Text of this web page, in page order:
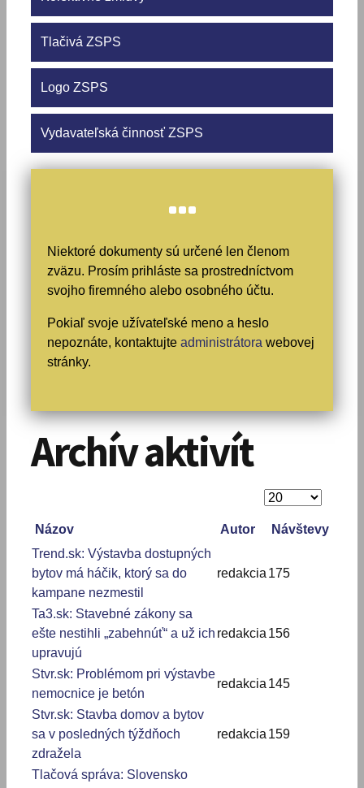
Tlačivá ZSPS
Logo ZSPS
Vydavateľská činnosť ZSPS
Niektoré dokumenty sú určené len členom
zväzu. Prosím prihláste sa prostredníctvom
svojho firemného alebo osobného účtu.
Pokiaľ svoje užívateľské meno a heslo
nepoznáte, kontaktujte administrátora webovej
stránky.
Archív aktivít
Zobrazené
Názov
Autor
Návštevy
Trend.sk: Výstavba dostupných
bytov má háčik, ktorý sa do
kampane nezmestil
redakcia 175
Ta3.sk: Stavebné zákony sa
ešte nestihli „zabehnúť“ a už ich
upravujú
redakcia 156
Stvr.sk: Problémom pri výstavbe
nemocnice je betón
redakcia 145
Stvr.sk: Stavba domov a bytov
sa v posledných týždňoch
zdražela
redakcia 159
Tlačová správa: Slovensko